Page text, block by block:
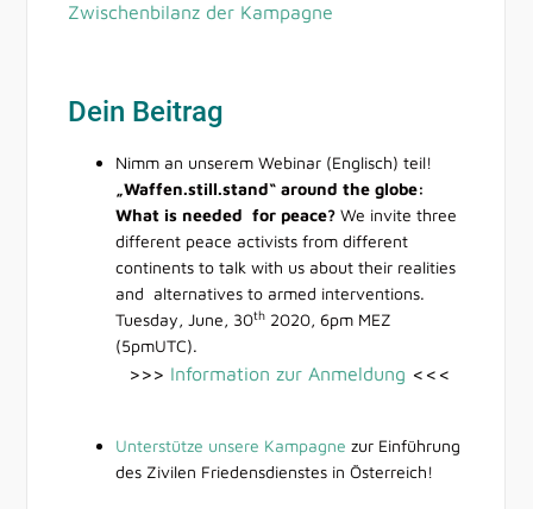
Zwischenbilanz der Kampagne
Dein Beitrag
Nimm an unserem Webinar (Englisch) teil!
„Waffen.still.stand“ around the globe:
What is needed for peace?We invite three
different peace activists from different
continents to talk with us about their realities
and alternatives to armed interventions.
Tuesday, June, 30th2020, 6pm MEZ
(5pmUTC).
>>> Information zur Anmeldung <<<
Unterstütze unsere Kampagne zur Einführung
des Zivilen Friedensdienstes in Österreich!